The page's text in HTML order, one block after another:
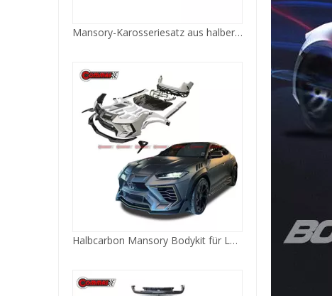
Halbcarbon Mansory Bodykit für Lamborghini Urus
Geschmiedeter Mansory W12 Bodykit aus Kohlefaser für Bentley Bentayga